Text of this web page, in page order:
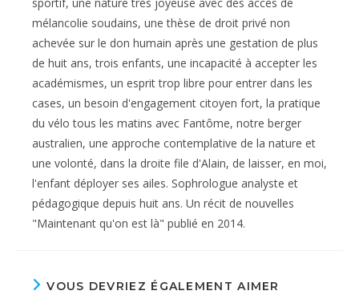
mélancolie soudains, une thèse de droit privé non
achevée sur le don humain après une gestation de plus
de huit ans, trois enfants, une incapacité à accepter les
académismes, un esprit trop libre pour entrer dans les
cases, un besoin d'engagement citoyen fort, la pratique
du vélo tous les matins avec Fantôme, notre berger
australien, une approche contemplative de la nature et
une volonté, dans la droite file d'Alain, de laisser, en moi,
l'enfant déployer ses ailes. Sophrologue analyste et
pédagogique depuis huit ans. Un récit de nouvelles
"Maintenant qu'on est là" publié en 2014.
VOUS DEVRIEZ ÉGALEMENT AIMER